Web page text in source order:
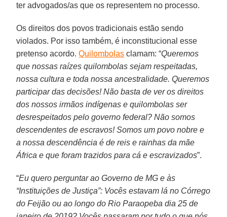
ter advogados/as que os representem no processo.
Os direitos dos povos tradicionais estão sendo
violados. Por isso também, é inconstitucional esse
pretenso acordo.Quilombolas clamam: “Queremos
que nossas raízes quilombolas sejam respeitadas,
nossa cultura e toda nossa ancestralidade. Queremos
participar das decisões! Não basta de ver os direitos
dos nossos irmãos indígenas e quilombolas ser
desrespeitados pelo governo federal? Não somos
descendentes de escravos! Somos um povo nobre e
a nossa descendência é de reis e rainhas da mãe
África e que foram trazidos para cá e escravizados”.
“Eu quero perguntar ao Governo de MG e às
“Instituições de Justiça”: Vocês estavam lá no Córrego
do Feijão ou ao longo do Rio Paraopeba dia 25 de